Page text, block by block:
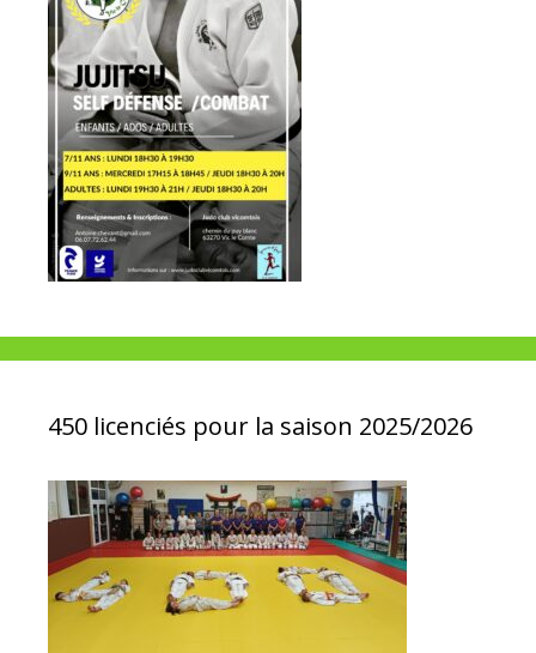
450 licenciés pour la saison 2025/2026